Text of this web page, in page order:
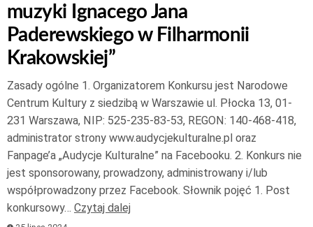
muzyki Ignacego Jana
Paderewskiego w Filharmonii
Krakowskiej”
Zasady ogólne 1. Organizatorem Konkursu jest Narodowe
Centrum Kultury z siedzibą w Warszawie ul. Płocka 13, 01-
231 Warszawa, NIP: 525-235-83-53, REGON: 140-468-418,
administrator strony www.audycjekulturalne.pl oraz
Fanpage’a „Audycje Kulturalne” na Facebooku. 2. Konkurs nie
jest sponsorowany, prowadzony, administrowany i/lub
współprowadzony przez Facebook. Słownik pojęć 1. Post
konkursowy… Czytaj dalej